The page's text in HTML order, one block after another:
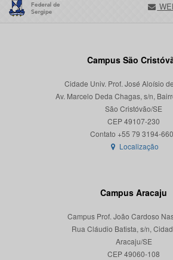
Campus São
Cidade Univ. Prof. José Aloísio
Av. Marcelo Deda Chagas, s/n,
São Cristóvão/SE
CEP 49107-230
Localização
Campus Aracaju
Campus Prof. João Cardoso
Rua Cláudio Batista, s/n,
Aracaju/SE
CEP 49060-108